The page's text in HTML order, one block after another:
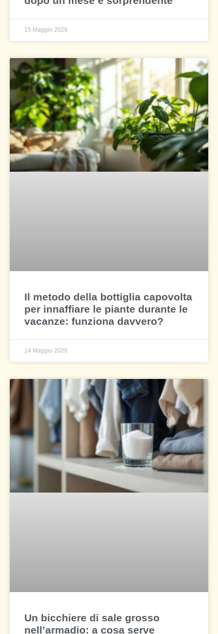
15 Maggio 2026
Il metodo della bottiglia capovolta
per innaffiare le piante durante le
vacanze: funziona davvero?
14 Maggio 2026
Un bicchiere di sale grosso
nell’armadio: a cosa serve